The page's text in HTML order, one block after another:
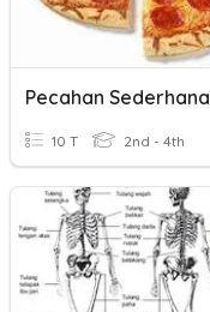
Pecahan Sederhana
10 T 2nd - 4th